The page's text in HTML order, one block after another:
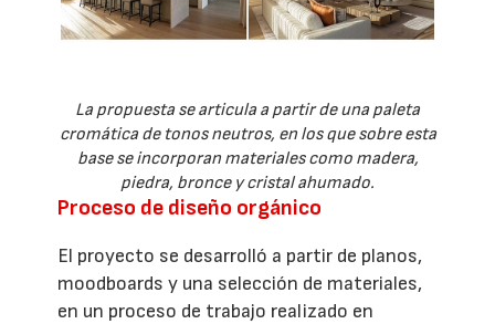
La propuesta se articula a partir de una paleta
cromática de tonos neutros, en los que sobre esta
base se incorporan materiales como madera,
piedra, bronce y cristal ahumado.
Proceso de diseño orgánico
El proyecto se desarrolló a partir de planos,
moodboards y una selección de materiales,
en un proceso de trabajo realizado en